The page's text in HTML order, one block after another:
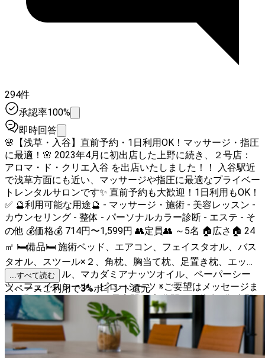
294件
承認率100%
即時回答
🌸【浅草・入谷】直前予約・1日利用OK！マッサージ・指圧
に最適！🌸 2023年4月に初出店した上野に続き、２号店：
アロマ・ド・クリエ入谷 を出店いたしました！！ 入谷駅近
で浅草方面にも近い、マッサージや指圧に最適なプライベー
トレンタルサロンです✨ 直前予約も大歓迎！1日利用もOK！
✅ 🔮利用可能な用途🔮 - マッサージ・施術 - 美容レッスン -
カウンセリング - 整体 - パーソナルカラー診断 - エステ - そ
の他 💰価格💰 714円〜1,599円 👥定員👥 ～5名 🏠広さ🏠 24
㎡ 🛏備品🛏 施術ベッド、エアコン、フェイスタオル、バス
タオル、スツール×２、角枕、胸当て枕、足置き枕、エッセ
ンシャルオイル、マカダミアナッツオイル、ペーパーシー
ツ、フェイスシーツ、ピローシーツ ※ご要望はメッセージま
でお願いいたします。 🚉最寄駅🚉 入谷駅から徒歩7分 上野
駅、鶯谷駅から台東区循環バスも便利です。 落ち着いた雰
囲気の中でお客様にリラックスしていただけるレンタルサロ
ンを目指しております。リフォームされており、清潔感のあ
る室内となっております。 エステや美容レッスン、カウン
...すべて読む
スペースご利用で3%ポイント還元